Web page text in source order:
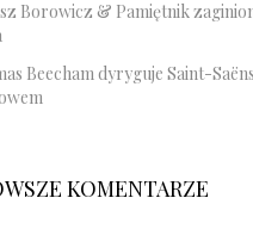
Borowicz & Pamiętnik
Beecham dyryguje Saint-
KOMENTARZE